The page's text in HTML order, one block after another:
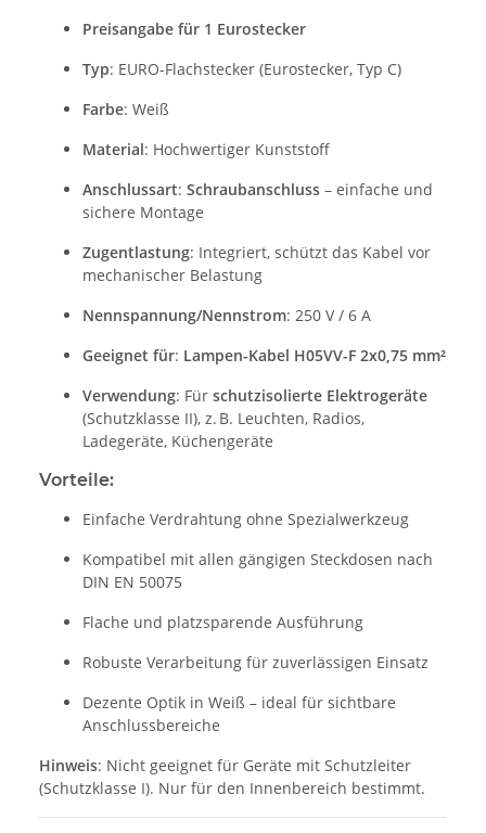
Preisangabe für 1 Eurostecker
Typ: EURO-Flachstecker (Eurostecker, Typ C)
Farbe: Weiß
Material: Hochwertiger Kunststoff
Anschlussart: Schraubanschluss – einfache und
sichere Montage
Zugentlastung: Integriert, schützt das Kabel vor
mechanischer Belastung
Nennspannung/Nennstrom: 250 V / 6 A
Geeignet für: Lampen-Kabel H05VV-F 2x0,75 mm²
Verwendung: Für schutzisolierte Elektrogeräte
(Schutzklasse II), z. B. Leuchten, Radios,
Ladegeräte, Küchengeräte
Vorteile:
Einfache Verdrahtung ohne Spezialwerkzeug
Kompatibel mit allen gängigen Steckdosen nach
DIN EN 50075
Flache und platzsparende Ausführung
Robuste Verarbeitung für zuverlässigen Einsatz
Dezente Optik in Weiß – ideal für sichtbare
Anschlussbereiche
Hinweis: Nicht geeignet für Geräte mit Schutzleiter
(Schutzklasse I). Nur für den Innenbereich bestimmt.